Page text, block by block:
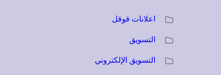
اعلانات قوقل
التسويق
التسويق الإلكتروني